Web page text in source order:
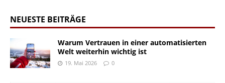
NEUESTE BEITRÄGE
Warum Vertrauen in einer automatisierten
Welt weiterhin wichtig ist
19. Mai 2026 0